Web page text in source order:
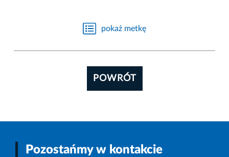
pokaż metkę
POWRÓT
Pozostańmy w kontakcie